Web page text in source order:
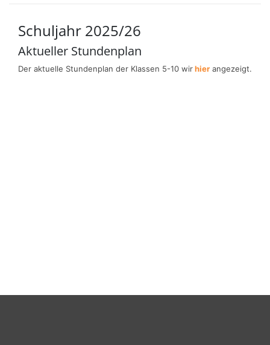
Schuljahr 2025/26
Aktueller Stundenplan
Der aktuelle Stundenplan der Klassen 5-10 wirhier angezeigt.